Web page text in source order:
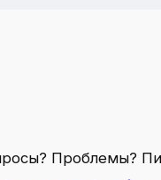
Проблемы?